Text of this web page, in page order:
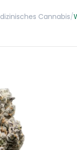
Cannabis/